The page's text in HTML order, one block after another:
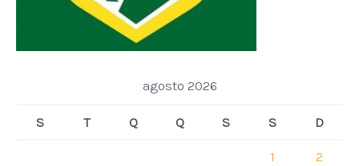
agosto 2026
S T Q Q S S D
1
2